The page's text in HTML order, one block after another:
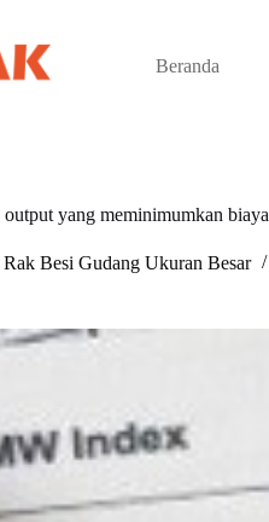
Beranda
yang meminimumkan biaya
Besi Gudang Ukuran Besar